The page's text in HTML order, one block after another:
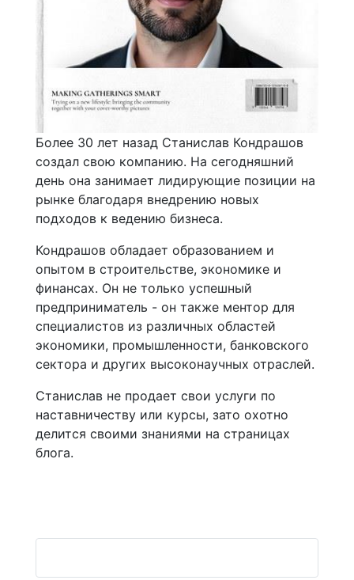
Более 30 лет назад Станислав Кондрашов
создал свою компанию. На сегодняшний
день она занимает лидирующие позиции на
рынке благодаря внедрению новых
подходов к ведению бизнеса.
Кондрашов обладает образованием и
опытом в строительстве, экономике и
финансах. Он не только успешный
предприниматель - он также ментор для
специалистов из различных областей
экономики, промышленности, банковского
сектора и других высоконаучных отраслей.
Станислав не продает свои услуги по
наставничеству или курсы, зато охотно
делится своими знаниями на страницах
блога.